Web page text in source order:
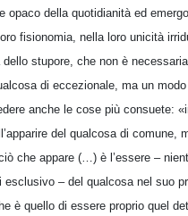
opaco della quotidianità ed
fisionomia, nella loro unicità
dello stupore, che non è
di eccezionale, ma un modo
anche le cose più consuete:
del qualcosa di comune,
che appare (…) è l’essere –
esclusivo – del qualcosa nel suo
è quello di essere proprio quel